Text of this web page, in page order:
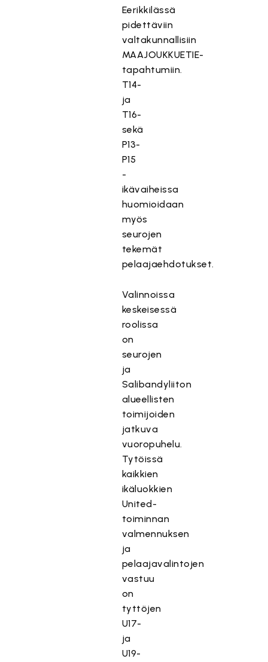
Eerikkilässä
pidettäviin
valtakunnallisiin
MAAJOUKKUETIE-
tapahtumiin.
T14-
ja
T16-
sekä
P13-
P15
-
ikävaiheissa
huomioidaan
myös
seurojen
tekemät
pelaajaehdotukset.
Valinnoissa
keskeisessä
roolissa
on
seurojen
ja
Salibandyliiton
alueellisten
toimijoiden
jatkuva
vuoropuhelu.
Tytöissä
kaikkien
ikäluokkien
United-
toiminnan
valmennuksen
ja
pelaajavalintojen
vastuu
on
tyttöjen
U17-
ja
U19-